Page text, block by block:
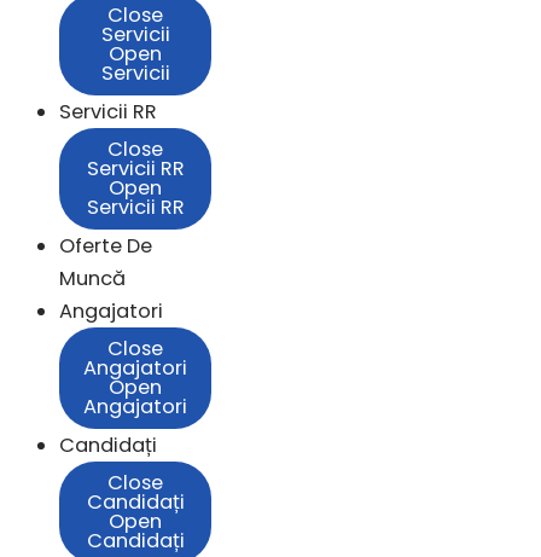
Close
Servicii
Open
Servicii
Servicii RR
Close
Servicii RR
Open
Servicii RR
Oferte De
Muncă
Angajatori
Close
Angajatori
Open
Angajatori
Candidați
Close
Candidați
Open
Candidați